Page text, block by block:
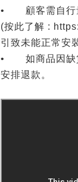
• 顧客需自行量
(按此了解 :
引致未能正常安
• 如商品因缺
安排退款。